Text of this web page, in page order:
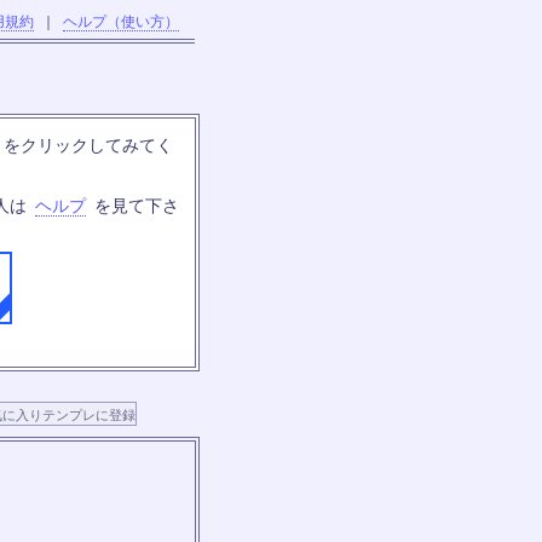
規約 ヘルプ（使い方）
クリックしてみてく
は ヘルプ を見て下さ